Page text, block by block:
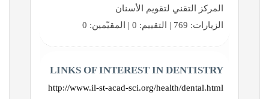
المركز التقني لتقويم الأسنان
الزيارات: 769 | التقييم: 0 | المقيّمين: 0
LINKS OF INTEREST IN DENTISTRY
http://www.il-st-acad-sci.org/health/dental.html